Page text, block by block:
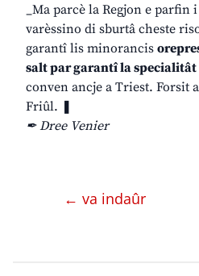
_Ma parcè la Regjon e
varèssino di sburtâ cheste
garantî lis minorancis
salt par garantî la specialitât
conven ancje a Triest. Forsit
Friûl. ❚
✒Dree Venier
← va indaûr